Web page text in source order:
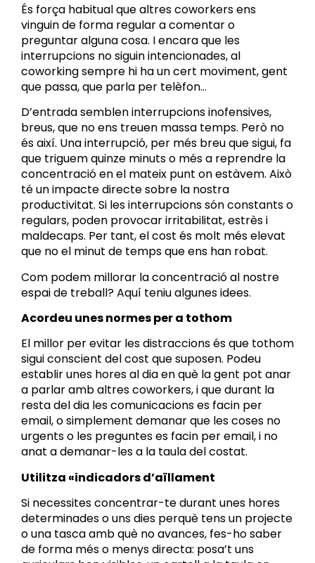
És força habitual que altres coworkers ens
vinguin de forma regular a comentar o
preguntar alguna cosa. I encara que les
interrupcions no siguin intencionades, al
coworking sempre hi ha un cert moviment, gent
que passa, que parla per telèfon…
D’entrada semblen interrupcions inofensives,
breus, que no ens treuen massa temps. Però no
és així. Una interrupció, per més breu que sigui, fa
que triguem quinze minuts o més a reprendre la
concentració en el mateix punt on estàvem. Això
té un impacte directe sobre la nostra
productivitat. Si les interrupcions són constants o
regulars, poden provocar irritabilitat, estrès i
maldecaps. Per tant, el cost és molt més elevat
que no el minut de temps que ens han robat.
Com podem millorar la concentració al nostre
espai de treball? Aquí teniu algunes idees.
Acordeu unes normes per a tothom
El millor per evitar les distraccions és que tothom
sigui conscient del cost que suposen. Podeu
establir unes hores al dia en què la gent pot anar
a parlar amb altres coworkers, i que durant la
resta del dia les comunicacions es facin per
email, o simplement demanar que les coses no
urgents o les preguntes es facin per email, i no
anat a demanar-les a la taula del costat.
Utilitza «indicadors d’aïllament
Si necessites concentrar-te durant unes hores
determinades o uns dies perquè tens un projecte
o una tasca amb què no avances, fes-ho saber
de forma més o menys directa: posa’t uns